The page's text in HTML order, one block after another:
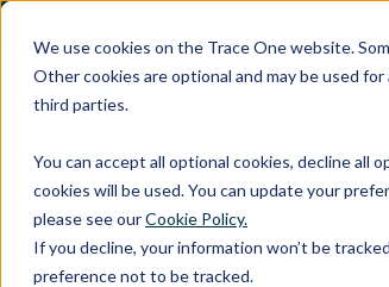
We use cookies on the Trace One website.
Other cookies are optional and may be used
third parties.
You can accept all optional cookies, decline all
cookies will be used. You can update your
please see ourCookie Policy.
If you decline, your information won’t be
preference not to be tracked.
SKIP
CONTENT
Page d'accueil EHS Blog